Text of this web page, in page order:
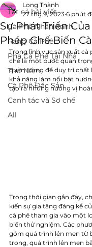
Tất cả bài viết
Cà Phê Nhân Xanh
Rang Cà Phê
Pha Cà Phê Tại Nhà
Thử Nếm
Cà Phê Đặc Sản
Canh tác và Sơ chế
All
Sự Phát Triển
Pháp Chế Biến
Long Thành
27 thg 9, 2023 6 phút
Trong lĩnh vực sản xuất cà
chế là một bước quan
quan trọng để duy trì chất
khả năng làm nổi bật
tạo ra những hương vị
Trong thời gian gần đây,
kiến sự gia tăng đáng kể
cà phê tham gia vào một
biến thử nghiệm. Các
gồm quá trình lên men từ
trong, quá trình lên men